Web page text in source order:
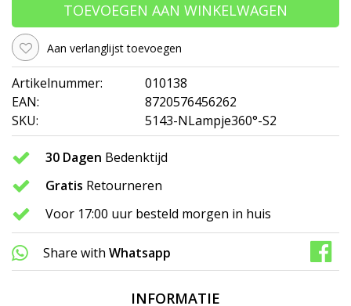
TOEVOEGEN AAN WINKELWAGEN
Aan verlanglijst toevoegen
Artikelnummer:
010138
EAN:
8720576456262
SKU:
5143-NLampje360°-S2
30 Dagen Bedenktijd
Gratis Retourneren
Voor 17:00 uur besteld morgen in huis
Share with Whatsapp
INFORMATIE